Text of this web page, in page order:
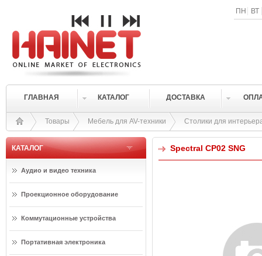
ПН ВТ
ГЛАВНАЯ КАТАЛОГ ДОСТАВКА
Товары Мебель для AV-техники Столики для
КАТАЛОГ
Аудио и видео техника
Проекционное оборудование
Коммутационные устройства
Портативная электроника
Spectral CP02 SNG